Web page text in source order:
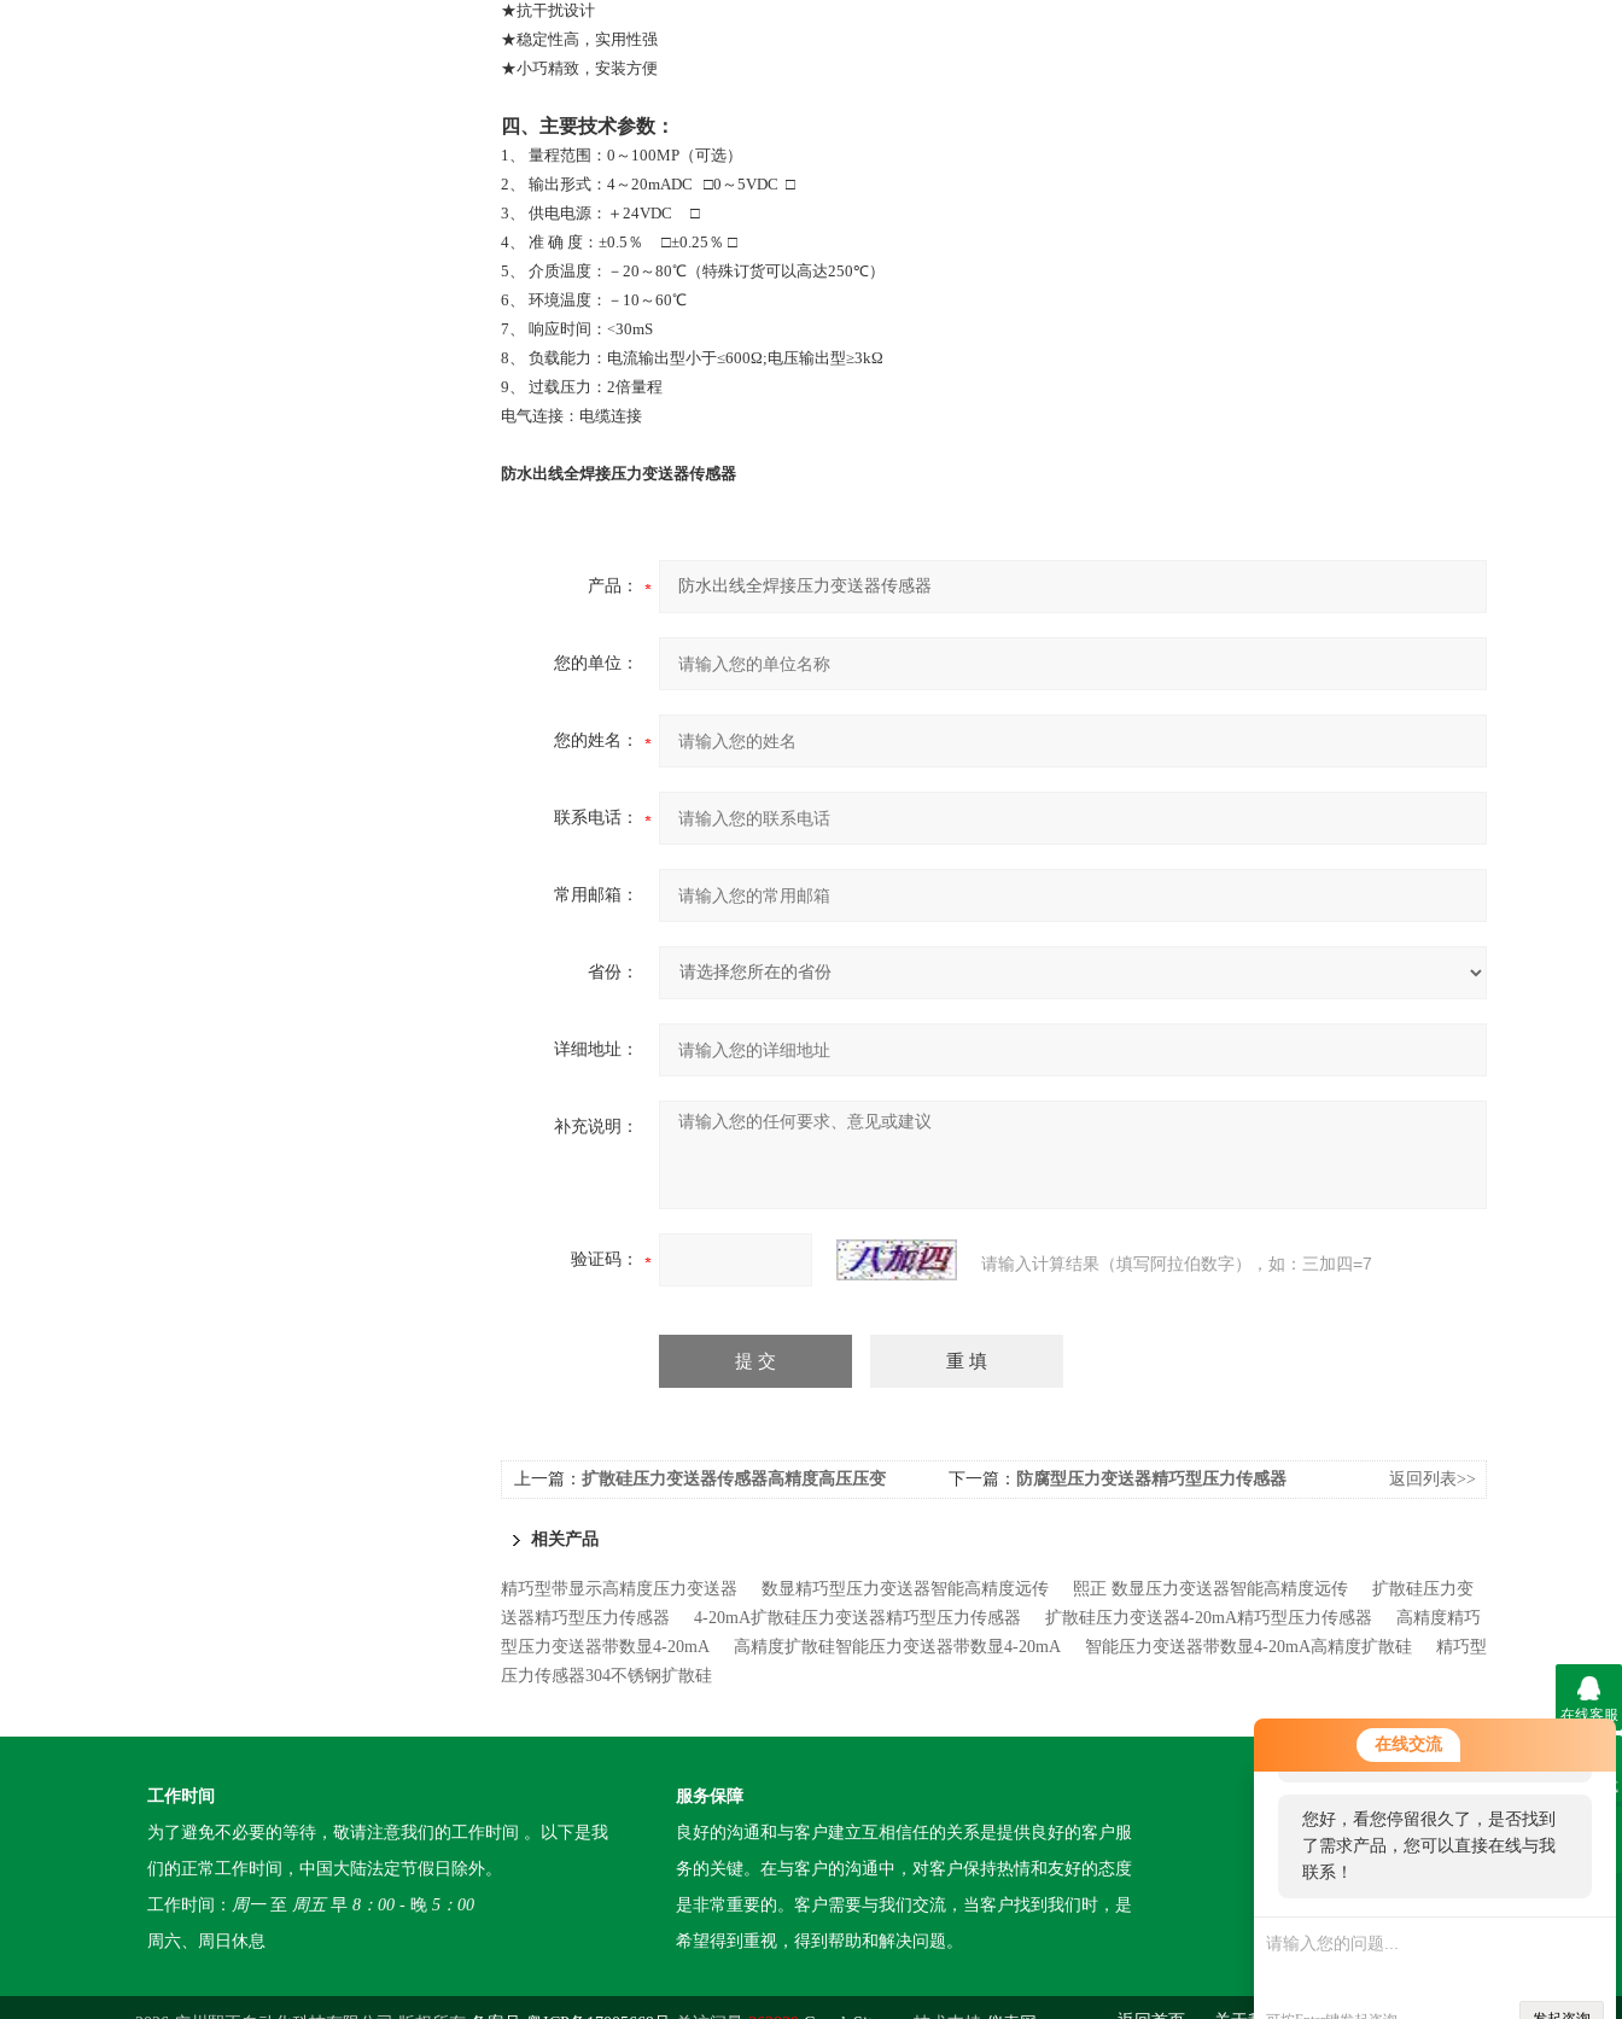
在线交流
您好！欢迎前来咨询，很高兴为您
服务，请问您要咨询什么问题呢？
您好，看您停留很久了，是否找到
了需求产品，您可以直接在线与我
联系！
★抗干扰设计
★稳定性高，实用性强
★小巧精致，安装方便
四、主要技术参数：
1、 量程范围：0～100MP（可选）
2、 输出形式：4～20mADC □0～5VDC □
3、 供电电源：＋24VDC □
4、 准 确 度：±0.5％ □±0.25％ □
5、 介质温度：－20～80℃（特殊订货可以高达250℃）
6、 环境温度：－10～60℃
7、 响应时间： <30mS
8、 负载能力： 电流输出型小于≤600Ω;电压输出型≥3kΩ
9、 过载压力：2倍量程
电气连接：电缆连接
防水出线全焊接压力变送器传感器
产品：
您的单位：
您的姓名：
联系电话：
常用邮箱：
省份：
详细地址：
补充说明：
验证码： 请输入计算结果（填写阿拉伯数字），如：三加四=7
上一篇： 扩散硅压力变送器传感器高精度高压压变 下一篇： 防腐型压力变送器精巧型压力传感器 返回列表>>
相关产品
精巧型带显示高精度压力变送器 数显精巧型压力变送器智能高精度远传 熙正 数显压力变送器智能高精度远传
扩散硅压力变
送器精巧型压力传感器
4-20mA扩散硅压力变送器精巧型压力传感器 扩散硅压力变送器4-20mA精巧型压力传感器
高精度精巧
型压力变送器带数显4-20mA
高精度扩散硅智能压力变送器带数显4-20mA 智能压力变送器带数显4-20mA高精度扩散硅
精巧型
压力传感器304不锈钢扩散硅
工作时间
为了避免不必要的等待，敬请注意我们的工作时间 。以下是我
们的正常工作时间，中国大陆法定节假日除外。
工作时间： 周一至 周五早 8：00 - 晚 5：00
周六、周日休息
服务保障
良好的沟通和与客户建立互相信任的关系是提供良好的客户服
务的关键。在与客户的沟通中，对客户保持热情和友好的态度
是非常重要的。客户需要与我们交流，当客户找到我们时，是
希望得到重视，得到帮助和解决问题。
在线客服
联系方式